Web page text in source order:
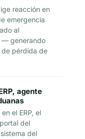
reacción en
emergencia
al
— generando
de pérdida de
agente
el ERP, el
del
del